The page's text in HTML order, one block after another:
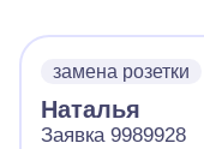
замена розетки
Наталья
Заявка 9989928